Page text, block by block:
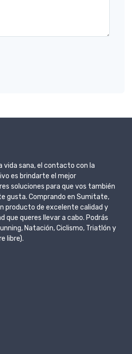
vida sana, el contacto con la
es brindarte el mejor
soluciones para que vos también
gusta. Comprando en Sumitate,
producto de excelente calidad y
que queres llevar a cabo. Podrás
Natación, Ciclismo, Triatlón y
libre).